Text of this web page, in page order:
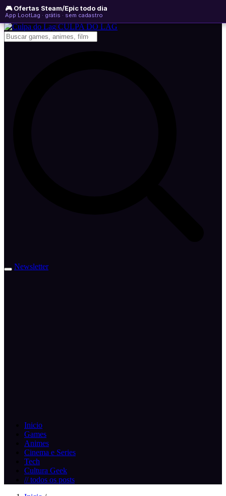
🎮 Ofertas Steam/Epic todo dia
App LootLag · grátis · sem cadastro
quinta-feira, 06 de agosto de 2026
Newsletter
CULPA DO LAG
Newsletter
Inicio
Games
Animes
Cinema e Series
Tech
Cultura Geek
// todos os posts